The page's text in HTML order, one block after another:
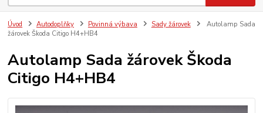
Úvod Autodoplňky Povinná výbava Sady žárovek
Autolamp Sada
žárovek Škoda Citigo H4+HB4
Autolamp Sada žárovek Škoda
Citigo H4+HB4